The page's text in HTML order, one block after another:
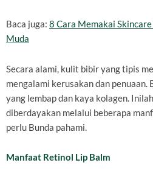
Baca juga: 8 Cara Memakai
Muda
Secara alami, kulit bibir yang tipis
mengalami kerusakan dan
yang lembap dan kaya kolagen.
diberdayakan melalui beberapa
perlu Bunda pahami.
Manfaat Retinol Lip Balm